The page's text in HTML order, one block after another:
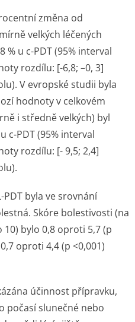
změna od
velkých léčených
% u c-PDT (95% interval
rozdílu: [-6,8; –0, 3]
V evropské studii byla
hodnoty v celkovém
i středně velkých) byl
c-PDT (95% interval
rozdílu: [- 9,5; 2,4]
byla ve srovnání
Skóre bolestivosti (na
bylo 0,8 oproti 5,7 (p
oproti 4,4 (p <0,001)
účinnost přípravku,
počasí slunečné nebo